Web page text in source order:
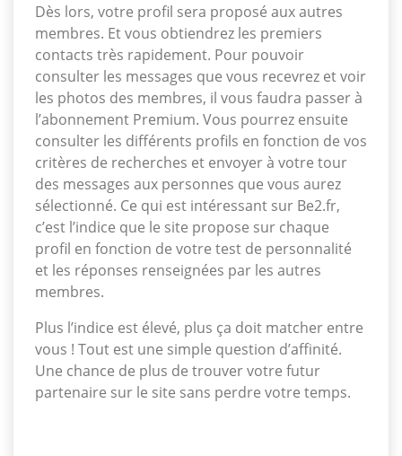
Dès lors, votre profil sera proposé aux autres
membres. Et vous obtiendrez les premiers
contacts très rapidement. Pour pouvoir
consulter les messages que vous recevrez et voir
les photos des membres, il vous faudra passer à
l’abonnement Premium. Vous pourrez ensuite
consulter les différents profils en fonction de vos
critères de recherches et envoyer à votre tour
des messages aux personnes que vous aurez
sélectionné. Ce qui est intéressant sur Be2.fr,
c’est l’indice que le site propose sur chaque
profil en fonction de votre test de personnalité
et les réponses renseignées par les autres
membres.
Plus l’indice est élevé, plus ça doit matcher entre
vous ! Tout est une simple question d’affinité.
Une chance de plus de trouver votre futur
partenaire sur le site sans perdre votre temps.